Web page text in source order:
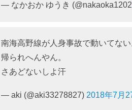
— なかおか ゆうき
南海高野線が人身事故で動いてない
帰られへんやん。
さあどないしよ汗
— aki (@aki33278827) 2018年7月